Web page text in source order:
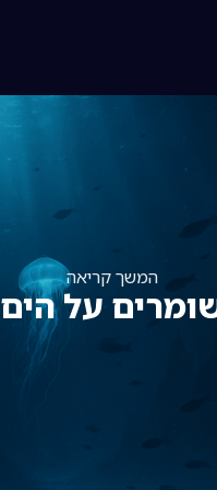
המשך קריאה
על הים